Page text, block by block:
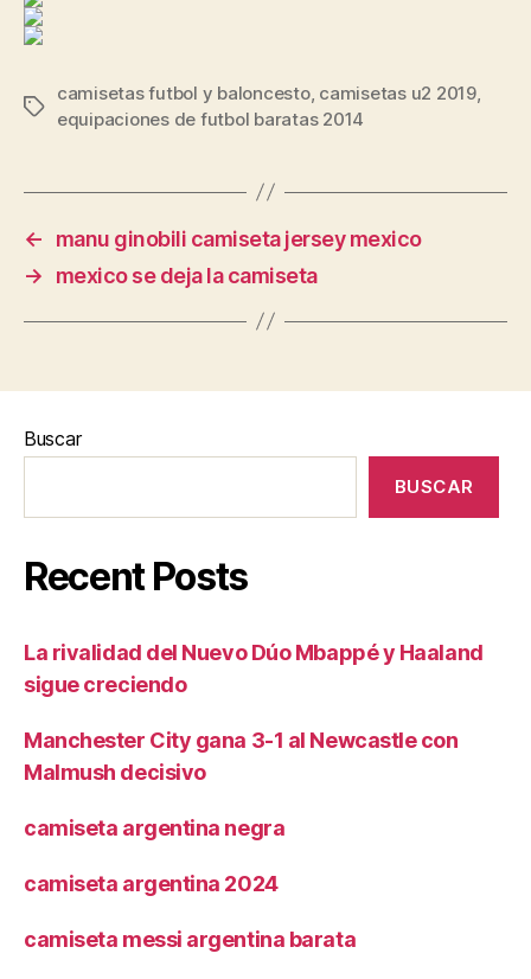
Etiquetas
camisetas futbol y baloncesto, camisetas u2 2019,
equipaciones de futbol baratas 2014
←
manu ginobili camiseta jersey mexico
→
mexico se deja la camiseta
Buscar
BUSCAR
Recent Posts
La rivalidad del Nuevo Dúo Mbappé y Haaland
sigue creciendo
Manchester City gana 3-1 al Newcastle con
Malmush decisivo
camiseta argentina negra
camiseta argentina 2024
camiseta messi argentina barata